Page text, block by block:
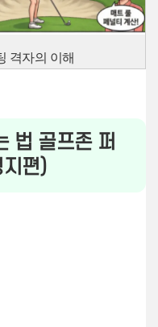
격자의 이해
법 골프존 퍼
편)